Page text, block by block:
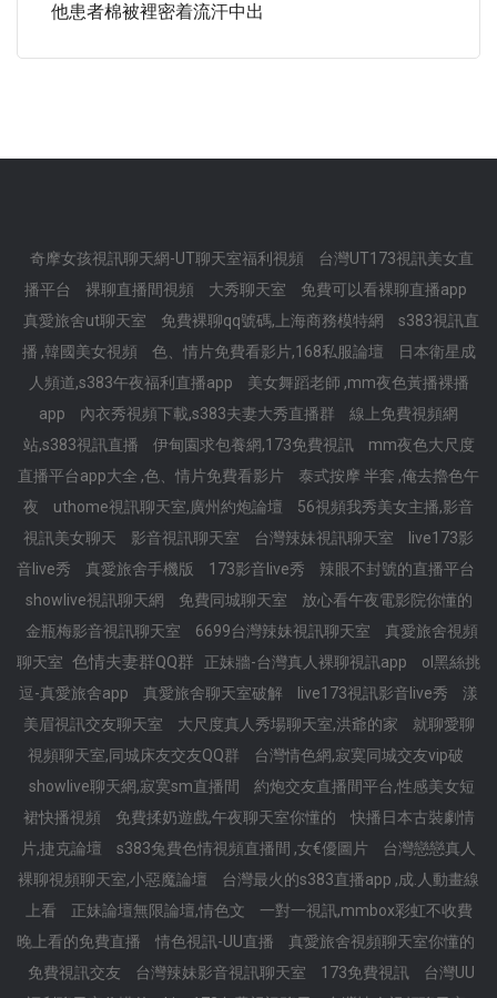
他患者棉被裡密着流汗中出
奇摩女孩視訊聊天網-UT聊天室福利視頻
台灣UT173視訊美女直
播平台
裸聊直播間視頻 大秀聊天室
免費可以看裸聊直播app
真愛旅舍ut聊天室
免費裸聊qq號碼,上海商務模特網
s383視訊直
播 ,韓國美女視頻
色、情片免費看影片,168私服論壇
日本衛星成
人頻道,s383午夜福利直播app
美女舞蹈老師 ,mm夜色黃播裸播
app
內衣秀視頻下載,s383夫妻大秀直播群
線上免費視頻網
站,s383視訊直播
伊甸園求包養網,173免費視訊
mm夜色大尺度
直播平台app大全 ,色、情片免費看影片
泰式按摩 半套 ,俺去擼色午
夜
uthome視訊聊天室,廣州約炮論壇
56視頻我秀美女主播,影音
視訊美女聊天
影音視訊聊天室 台灣辣妹視訊聊天室
live173影
音live秀
真愛旅舍手機版 173影音live秀
辣眼不封號的直播平台
showlive視訊聊天網
免費同城聊天室
放心看午夜電影院你懂的
金瓶梅影音視訊聊天室
6699台灣辣妹視訊聊天室
真愛旅舍視頻
聊天室 色情夫妻群QQ群 正妹牆-台灣真人裸聊視訊app
ol黑絲挑
逗-真愛旅舍app
真愛旅舍聊天室破解 live173視訊影音live秀
漾
美眉視訊交友聊天室
大尺度真人秀場聊天室,洪爺的家
就聊愛聊
視頻聊天室,同城床友交友QQ群
台灣情色網,寂寞同城交友vip破
showlive聊天網,寂寞sm直播間
約炮交友直播間平台,性感美女短
裙快播視頻
免費揉奶遊戲,午夜聊天室你懂的
快播日本古裝劇情
片,捷克論壇
s383兔費色情視頻直播間 ,女€優圖片
台灣戀戀真人
裸聊視頻聊天室,小惡魔論壇
台灣最火的s383直播app ,成.人動畫線
上看
正妹論壇無限論壇,情色文
一對一視訊,mmbox彩虹不收費
晚上看的免費直播
情色視訊-UU直播
真愛旅舍視頻聊天室你懂的
免費視訊交友
台灣辣妹影音視訊聊天室 173免費視訊
台灣UU